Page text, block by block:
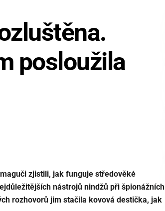
posloužila
zjistili, jak funguje středověké
nástrojů nindžů při špionážních
rozhovorů jim stačila kovová destička, jak